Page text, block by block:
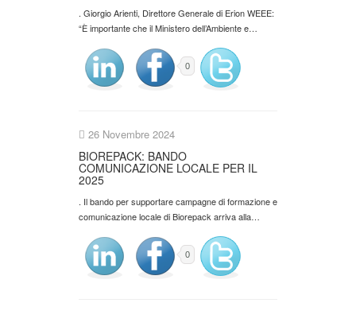
. Giorgio Arienti, Direttore Generale di Erion WEEE:
“È importante che il Ministero dell’Ambiente e…
0
26 Novembre 2024
BIOREPACK: BANDO
COMUNICAZIONE LOCALE PER IL
2025
. Il bando per supportare campagne di formazione e
comunicazione locale di Biorepack arriva alla…
0